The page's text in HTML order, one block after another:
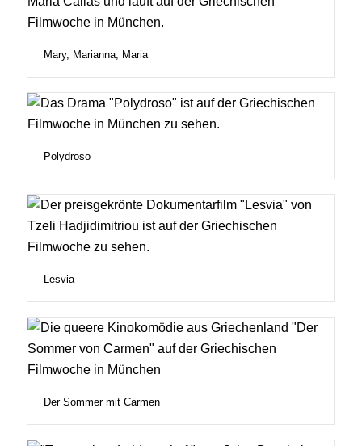
Mary, Marianna, Maria
Polydroso
Lesvia
Der Sommer mit Carmen